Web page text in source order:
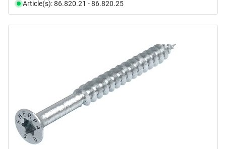
Article(s): 86.820.21 - 86.820.25